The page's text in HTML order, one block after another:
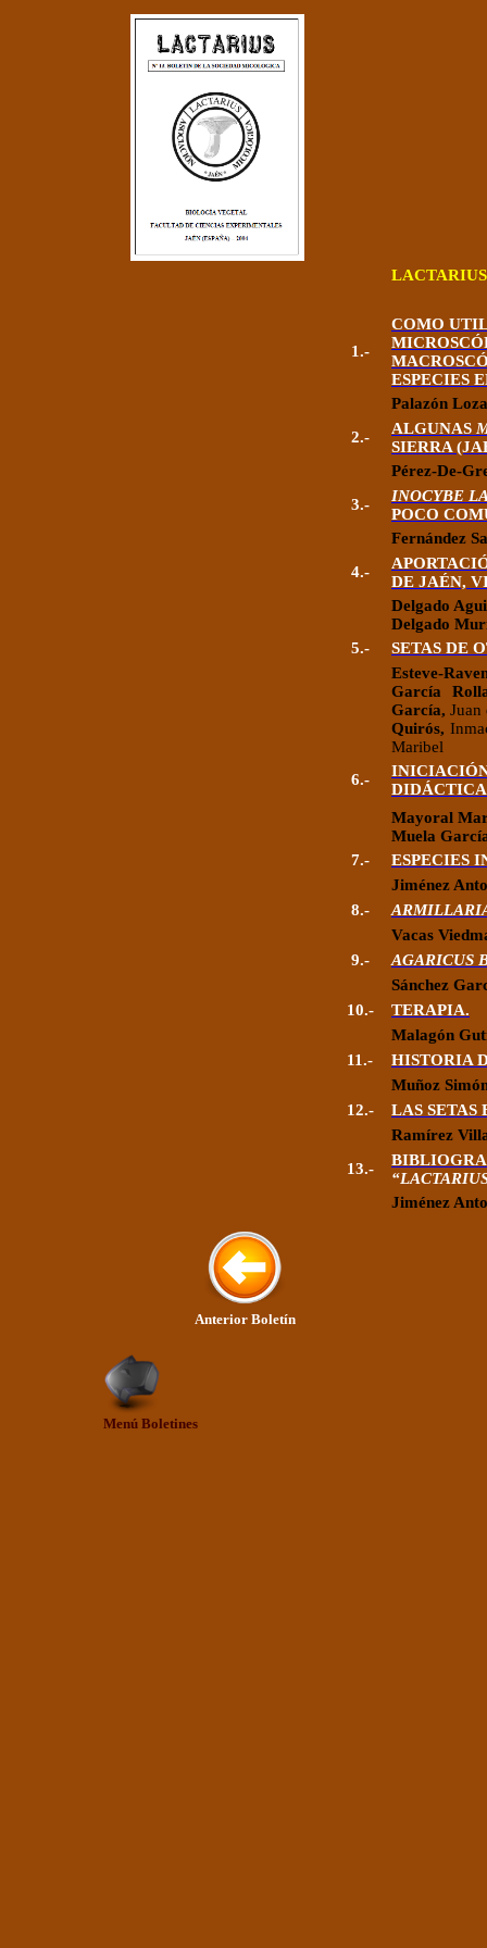
LACTARIUS
1.-
COMO
ESPECIES
Palazón
2.-
ALGUNAS
SIERRA
Pérez-De-
3.-
INOCYBE
POCO
Fernández
4.-
DE JAÉN,
Delgado
Delgado
5.-
SETAS DE
Esteve-
García
García, Juan
Quirós,
Maribel
6.-
DIDÁCTICA
Mayoral
Muela
7.-
ESPECIES
Jiménez
8.-
Vacas
9.-
AGARICUS
Sánchez
10.-
TERAPIA.
Malagón
11.-
HISTORIA
Muñoz
12.-
LAS
Ramírez
13.-
Jiménez
Anterior Boletín
Menú Boletines